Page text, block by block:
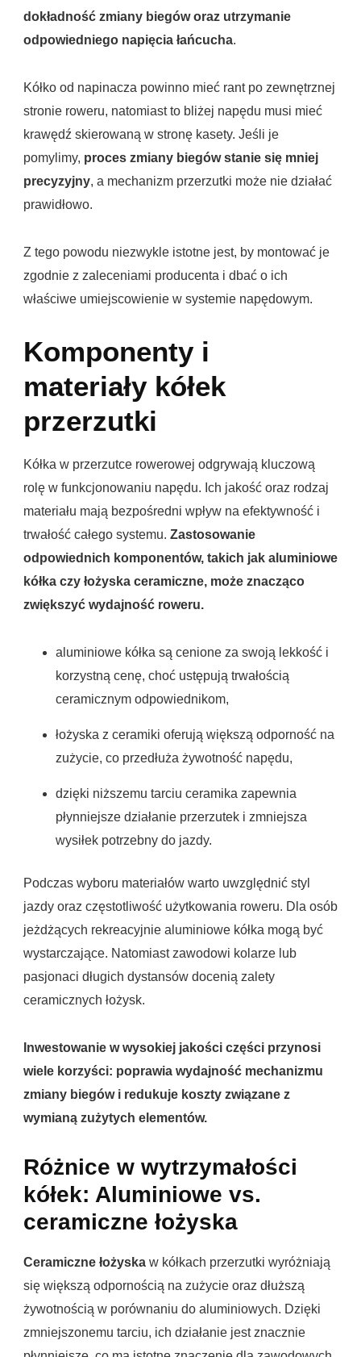
dokładność zmiany biegów oraz utrzymanie
odpowiedniego napięcia łańcucha.
Kółko od napinacza powinno mieć rant po zewnętrznej
stronie roweru, natomiast to bliżej napędu musi mieć
krawędź skierowaną w stronę kasety. Jeśli je
pomylimy, proces zmiany biegów stanie się mniej
precyzyjny, a mechanizm przerzutki może nie działać
prawidłowo.
Z tego powodu niezwykle istotne jest, by montować je
zgodnie z zaleceniami producenta i dbać o ich
właściwe umiejscowienie w systemie napędowym.
Komponenty i
materiały kółek
przerzutki
Kółka w przerzutce rowerowej odgrywają kluczową
rolę w funkcjonowaniu napędu. Ich jakość oraz rodzaj
materiału mają bezpośredni wpływ na efektywność i
trwałość całego systemu. Zastosowanie
odpowiednich komponentów, takich jak aluminiowe
kółka czy łożyska ceramiczne, może znacząco
zwiększyć wydajność roweru.
aluminiowe kółka są cenione za swoją lekkość i
korzystną cenę, choć ustępują trwałością
ceramicznym odpowiednikom,
łożyska z ceramiki oferują większą odporność na
zużycie, co przedłuża żywotność napędu,
dzięki niższemu tarciu ceramika zapewnia
płynniejsze działanie przerzutek i zmniejsza
wysiłek potrzebny do jazdy.
Podczas wyboru materiałów warto uwzględnić styl
jazdy oraz częstotliwość użytkowania roweru. Dla osób
jeżdżących rekreacyjnie aluminiowe kółka mogą być
wystarczające. Natomiast zawodowi kolarze lub
pasjonaci długich dystansów docenią zalety
ceramicznych łożysk.
Inwestowanie w wysokiej jakości części przynosi
wiele korzyści: poprawia wydajność mechanizmu
zmiany biegów i redukuje koszty związane z
wymianą zużytych elementów.
Różnice w wytrzymałości
kółek: Aluminiowe vs.
ceramiczne łożyska
Ceramiczne łożyska w kółkach przerzutki wyróżniają
się większą odpornością na zużycie oraz dłuższą
żywotnością w porównaniu do aluminiowych. Dzięki
zmniejszonemu tarciu, ich działanie jest znacznie